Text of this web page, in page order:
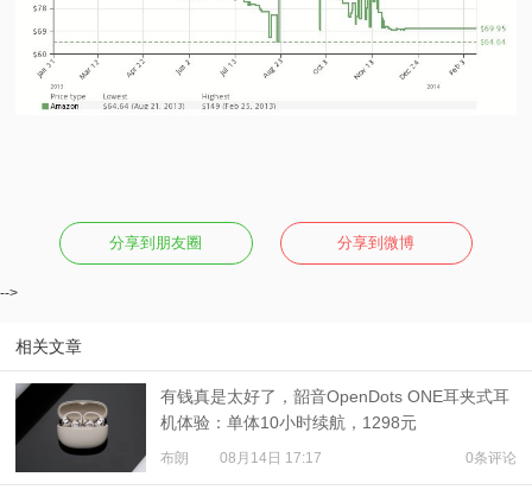
分享到朋友圈 分享到微博
-->
相关文章
有钱真是太好了，韶音OpenDots ONE耳夹式耳
机体验：单体10小时续航，1298元
布朗 08月14日 17:17 0条评论